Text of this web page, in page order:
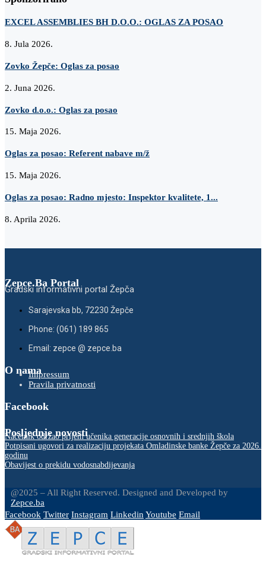
EXCEL ASSEMBLIES BH D.O.O.: OGLAS ZA POSAO
8. Jula 2026.
Zovko Žepče: Oglas za posao
2. Juna 2026.
Zovko d.o.o.: Oglas za posao
15. Maja 2026.
Oglas za posao: Referent nabave m/ž
15. Maja 2026.
Oglas za posao: Radno mjesto: Inspektor kvalitete, 1...
8. Aprila 2026.
Zepce.Ba Portal
Gradski informativni portal Žepča
Sarajevska bb, 72230 Žepče
Phone: (061) 189 865
Email: zepce @ zepce.ba
O namaImpressum
Pravila privatnosti
Facebook
Posljednje novosti
Načelnik održao prijem učenika generacije osnovnih i srednjih škola
Potpisani ugovori za realizaciju projekata Omladinske banke Žepče za 2026.
godinu
Obavijest o prekidu vodosnabdijevanja
@2025 – All Right Reserved. Designed and Developed by
Zepce.ba
Facebook Twitter Instagram LinkedinYoutube Email